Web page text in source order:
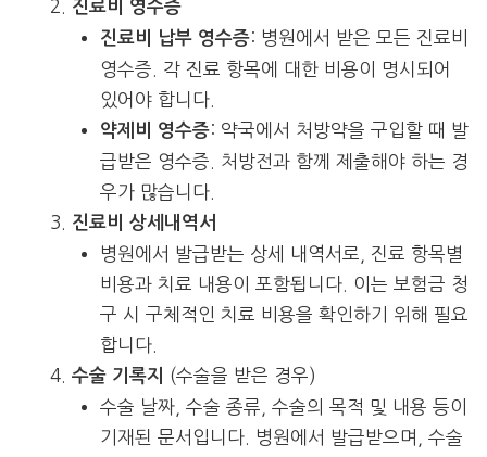
진료비 영수증
진료비 납부 영수증: 병원에서 받은 모든 진료비
영수증. 각 진료 항목에 대한 비용이 명시되어
있어야 합니다.
약제비 영수증: 약국에서 처방약을 구입할 때 발
급받은 영수증. 처방전과 함께 제출해야 하는 경
우가 많습니다.
진료비 상세내역서
병원에서 발급받는 상세 내역서로, 진료 항목별
비용과 치료 내용이 포함됩니다. 이는 보험금 청
구 시 구체적인 치료 비용을 확인하기 위해 필요
합니다.
수술 기록지
(수술을 받은 경우)
수술 날짜, 수술 종류, 수술의 목적 및 내용 등이
기재된 문서입니다. 병원에서 발급받으며, 수술